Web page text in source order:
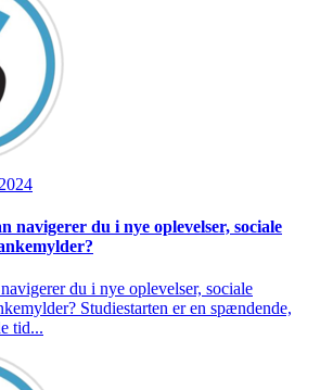
navigerer du i nye oplevelser, sociale
du i nye oplevelser, sociale
Studiestarten er en spændende,
tid...